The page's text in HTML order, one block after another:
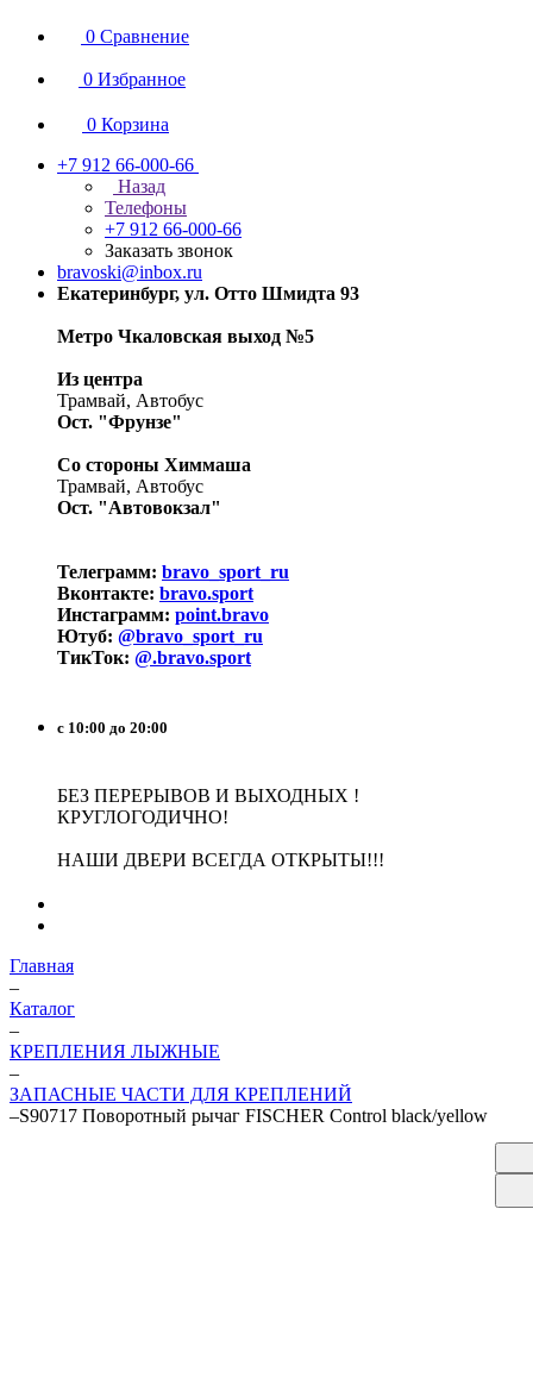
0 Сравнение
0 Избранное
0 Корзина
+7 912 66-000-66
Назад
Телефоны
+7 912 66-000-66
Заказать звонок
bravoski@inbox.ru
Екатеринбург, ул. Отто Шмидта 93
Метро Чкаловская выход №5
Из центра
Трамвай, Автобус
Ост. "Фрунзе"
Со стороны Химмаша
Трамвай, Автобус
Ост. "Автовокзал"
Телеграмм: bravo_sport_ru
Вконтакте: bravo.sport
Инстаграмм: point.bravo
Ютуб: @bravo_sport_ru
ТикТок: @.bravo.sport
с 10:00 до 20:00
БЕЗ ПЕРЕРЫВОВ И ВЫХОДНЫХ !
КРУГЛОГОДИЧНО!
НАШИ ДВЕРИ ВСЕГДА ОТКРЫТЫ!!!
Главная
–
Каталог
–
КРЕПЛЕНИЯ ЛЫЖНЫЕ
–
ЗАПАСНЫЕ ЧАСТИ ДЛЯ КРЕПЛЕНИЙ
–S90717 Поворотный рычаг FISCHER Control black/yellow